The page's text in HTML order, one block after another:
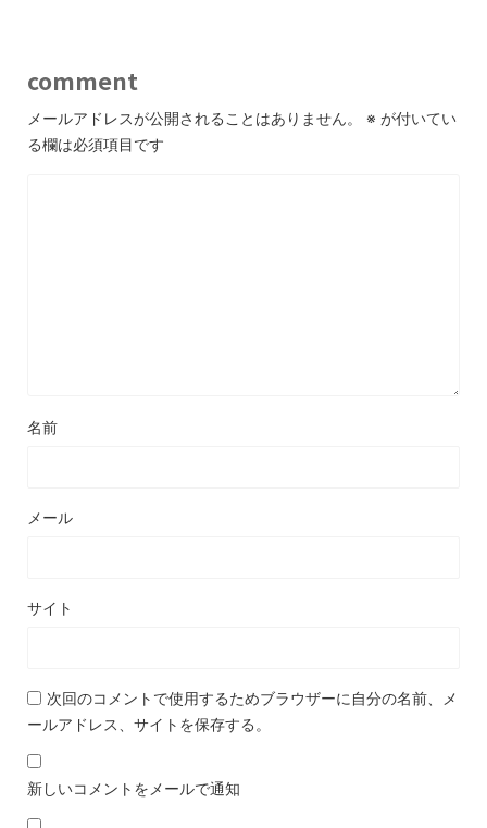
comment
メールアドレスが公開されることはありません。 ※ が付いてい
る欄は必須項目です
名前
メール
サイト
次回のコメントで使用するためブラウザーに自分の名前、メ
ールアドレス、サイトを保存する。
新しいコメントをメールで通知